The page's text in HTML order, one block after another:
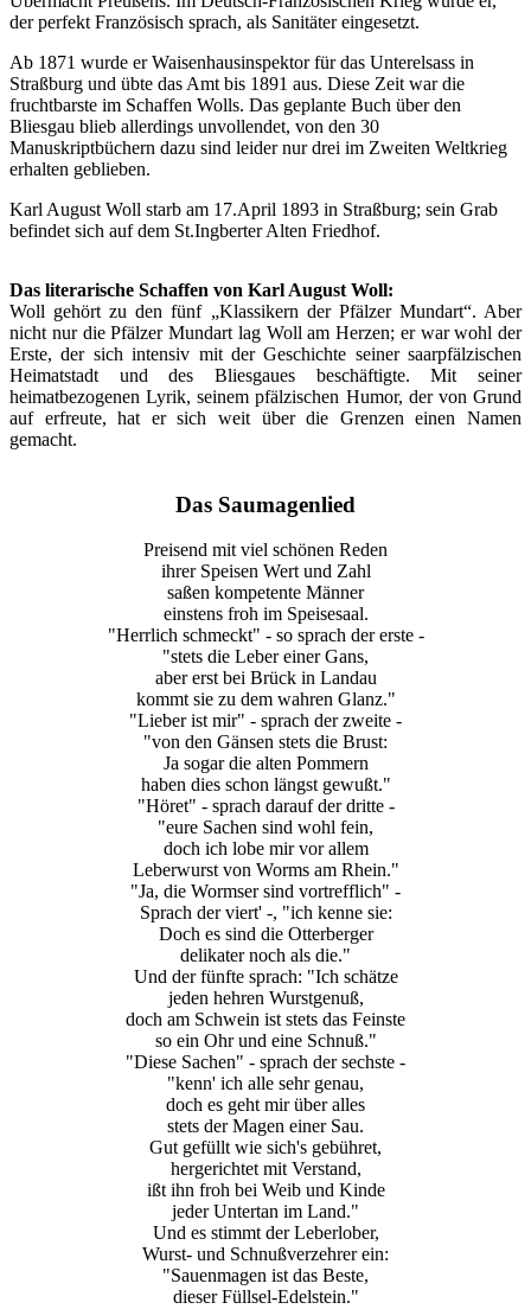
der perfekt Französisch sprach, als Sanitäter eingesetzt.
Ab 1871 wurde er Waisenhausinspektor für das Unterelsass in
Straßburg und übte das Amt bis 1891 aus. Diese Zeit war die
fruchtbarste im Schaffen Wolls. Das geplante Buch über den
Bliesgau blieb allerdings unvollendet, von den 30
Manuskriptbüchern dazu sind leider nur drei im Zweiten Weltkrieg
erhalten geblieben.
Karl August Woll starb am 17.April 1893 in Straßburg; sein Grab
befindet sich auf dem St.Ingberter Alten Friedhof.
Das literarische Schaffen von Karl August Woll:
Woll gehört zu den fünf „Klassikern der Pfälzer Mundart“. Aber
nicht nur die Pfälzer Mundart lag Woll am Herzen; er war wohl der
Erste, der sich intensiv mit der Geschichte seiner saarpfälzischen
Heimatstadt und des Bliesgaues beschäftigte. Mit seiner
heimatbezogenen Lyrik, seinem pfälzischen Humor, der von Grund
auf erfreute, hat er sich weit über die Grenzen einen Namen
gemacht.
Das Saumagenlied
Preisend mit viel schönen Reden
ihrer Speisen Wert und Zahl
saßen kompetente Männer
einstens froh im Speisesaal.
"Herrlich schmeckt" - so sprach der erste -
"stets die Leber einer Gans,
aber erst bei Brück in Landau
kommt sie zu dem wahren Glanz."
"Lieber ist mir" - sprach der zweite -
"von den Gänsen stets die Brust:
Ja sogar die alten Pommern
haben dies schon längst gewußt."
"Höret" - sprach darauf der dritte -
"eure Sachen sind wohl fein,
doch ich lobe mir vor allem
Leberwurst von Worms am Rhein."
"Ja, die Wormser sind vortrefflich" -
Sprach der viert' -, "ich kenne sie:
Doch es sind die Otterberger
delikater noch als die."
Und der fünfte sprach: "Ich schätze
jeden hehren Wurstgenuß,
doch am Schwein ist stets das Feinste
so ein Ohr und eine Schnuß."
"Diese Sachen" - sprach der sechste -
"kenn' ich alle sehr genau,
doch es geht mir über alles
stets der Magen einer Sau.
Gut gefüllt wie sich's gebühret,
hergerichtet mit Verstand,
ißt ihn froh bei Weib und Kinde
jeder Untertan im Land."
Und es stimmt der Leberlober,
Wurst- und Schnußverzehrer ein:
"Sauenmagen ist das Beste,
dieser Füllsel-Edelstein."